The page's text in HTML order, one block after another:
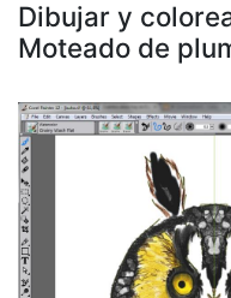
Dibujar y
Moteado de